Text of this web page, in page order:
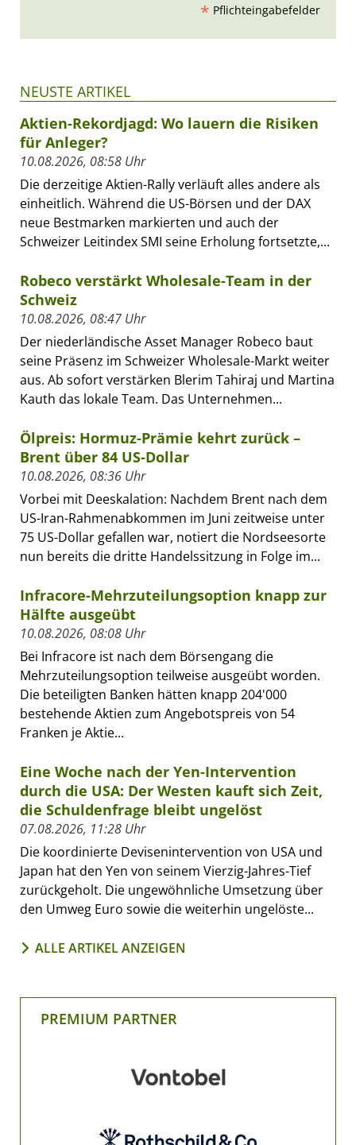
* Pflichteingabefelder
NEUSTE ARTIKEL
Aktien-Rekordjagd: Wo lauern die Risiken
für Anleger?
10.08.2026, 08:58 Uhr
Die derzeitige Aktien-Rally verläuft alles andere als
einheitlich. Während die US-Börsen und der DAX
neue Bestmarken markierten und auch der
Schweizer Leitindex SMI seine Erholung fortsetzte,...
Robeco verstärkt Wholesale-Team in der
Schweiz
10.08.2026, 08:47 Uhr
Der niederländische Asset Manager Robeco baut
seine Präsenz im Schweizer Wholesale-Markt weiter
aus. Ab sofort verstärken Blerim Tahiraj und Martina
Kauth das lokale Team. Das Unternehmen...
Ölpreis: Hormuz-Prämie kehrt zurück –
Brent über 84 US-Dollar
10.08.2026, 08:36 Uhr
Vorbei mit Deeskalation: Nachdem Brent nach dem
US-Iran-Rahmenabkommen im Juni zeitweise unter
75 US-Dollar gefallen war, notiert die Nordseesorte
nun bereits die dritte Handelssitzung in Folge im...
Infracore-Mehrzuteilungsoption knapp zur
Hälfte ausgeübt
10.08.2026, 08:08 Uhr
Bei Infracore ist nach dem Börsengang die
Mehrzuteilungsoption teilweise ausgeübt worden.
Die beteiligten Banken hätten knapp 204'000
bestehende Aktien zum Angebotspreis von 54
Franken je Aktie...
Eine Woche nach der Yen-Intervention
durch die USA: Der Westen kauft sich Zeit,
die Schuldenfrage bleibt ungelöst
07.08.2026, 11:28 Uhr
Die koordinierte Devisenintervention von USA und
Japan hat den Yen von seinem Vierzig-Jahres-Tief
zurückgeholt. Die ungewöhnliche Umsetzung über
den Umweg Euro sowie die weiterhin ungelöste...
ALLE ARTIKEL ANZEIGEN
PREMIUM PARTNER